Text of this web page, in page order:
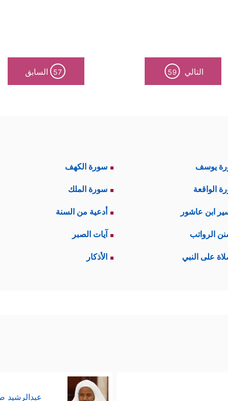
التالي 59
57 السابق
يوسف سورة الكهف
الواقعة سورة الملك
ابن عاشور أدعية من السنة
الرواتب آيات الصبر
على النبي الأذكار
عبدالرشيد